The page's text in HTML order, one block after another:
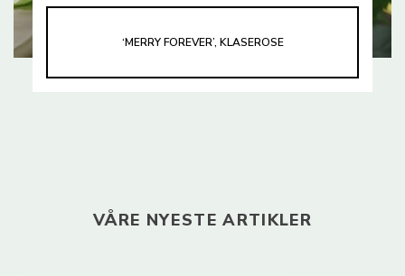
‘MERRY FOREVER’, KLASEROSE
VÅRE NYESTE ARTIKLER